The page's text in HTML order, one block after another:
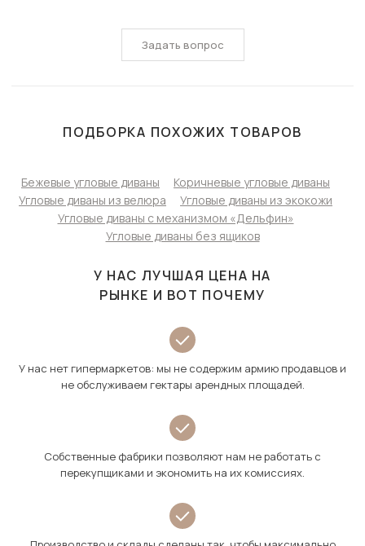
Задать вопрос
ПОДБОРКА ПОХОЖИХ ТОВАРОВ
Бежевые угловые диваны
Коричневые угловые диваны
Угловые диваны из велюра
Угловые диваны из экокожи
Угловые диваны с механизмом «Дельфин»
Угловые диваны без ящиков
У НАС ЛУЧШАЯ ЦЕНА НА
РЫНКЕ И ВОТ ПОЧЕМУ
У нас нет гипермаркетов: мы не содержим армию продавцов и
не обслуживаем гектары арендных площадей.
Собственные фабрики позволяют нам не работать с
перекупщиками и экономить на их комиссиях.